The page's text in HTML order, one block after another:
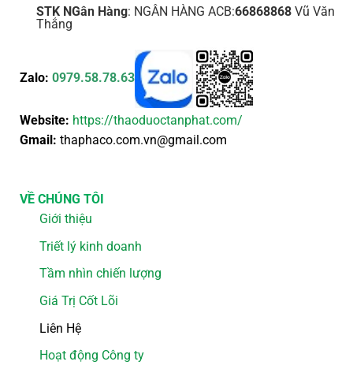
STK NGân Hàng: NGÂN HÀNG ACB:66868868Vũ Văn
Thắng
Zalo: 0979.58.78.63
Website: https://thaoduoctanphat.com/
Gmail: thaphaco.com.vn@gmail.com
VỀ CHÚNG TÔI
Giới thiệu
Triết lý kinh doanh
Tầm nhìn chiến lượng
Giá Trị Cốt Lõi
Liên Hệ
Hoạt động Công ty